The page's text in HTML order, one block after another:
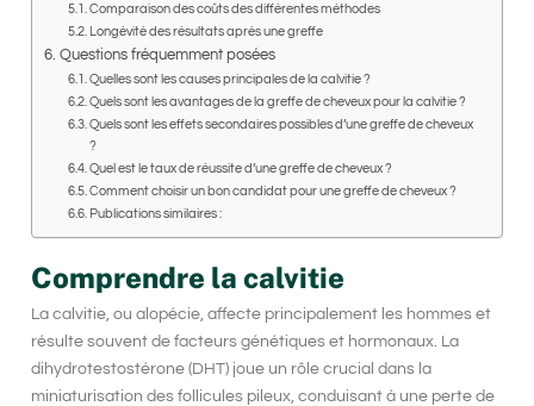
Comparaison des coûts des différentes méthodes
Longévité des résultats après une greffe
Questions fréquemment posées
Quelles sont les causes principales de la calvitie ?
Quels sont les avantages de la greffe de cheveux pour la calvitie ?
Quels sont les effets secondaires possibles d’une greffe de cheveux
?
Quel est le taux de réussite d’une greffe de cheveux ?
Comment choisir un bon candidat pour une greffe de cheveux ?
Publications similaires :
Comprendre la calvitie
La calvitie, ou alopécie, affecte principalement les hommes et
résulte souvent de facteurs génétiques et hormonaux. La
dihydrotestostérone (DHT) joue un rôle crucial dans la
miniaturisation des follicules pileux, conduisant à une perte de